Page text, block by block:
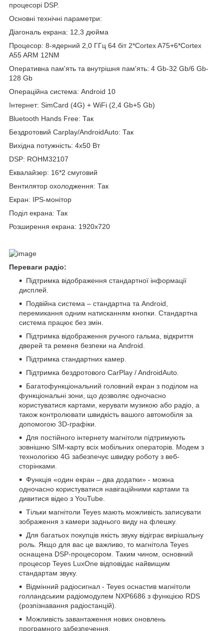
процесорі DSP.
Основні технічні параметри:
Діагональ екрана: 12,3 дюйма
Процесор: 8-ядерний 2,0 ГГц 64 біт 2*Cortex A75+6*Cortex
A55 ARM 12NM
Оперативна пам'ять та внутрішня пам'ять: 4 Gb-32 Gb/6 Gb-
128 Gb
Операційна система: Android 10
Інтернет: SimCard (4G) + WiFi (2,4 Gb+5 Gb)
Bluetooth Hands Free: Так
Бездротовий Carplay/AndroidAuto: Так
Вихідна потужність: 4x50 Вт
DSP: ROHM32107
Еквалайзер: 16*2 смуговий
Вентилятор охолодження: Так
Екран: IPS-монітор
Поділ екрана: Так
Розширення екрана: 1920x720
Переваги радіо:
Підтримка відображення стандартної інформації
дисплей.
Подвійна система – стандартна та Android,
перемикання одним натисканням кнопки. Стандартна
система працює без змін.
Підтримка відображення ручного гальма, відкриття
дверей та ременя безпеки на Android.
Підтримка стандартних камер.
Підтримка бездротового CarPlay / AndroidAuto.
Багатофункціональний головний екран з поділом на
функціональні зони, що дозволяє одночасно
користуватися картами, керувати музикою або радіо, а
також контролювати швидкість вашого автомобіля за
допомогою 3D-графіки.
Для постійного інтернету магнітоли підтримують
зовнішню SIM-карту всіх мобільних операторів. Модем з
технологією 4G забезпечує швидку роботу з веб-
сторінками.
Функція «один екран – два додатки» - можна
одночасно користуватися навігаційними картами та
дивитися відео з YouTube.
Тільки магнітоли Teyes мають можливість записувати
зображення з камери заднього виду на флешку.
Для багатьох покупців якість звуку відіграє вирішальну
роль. Якщо для вас це важливо, то магнітола Teyes
оснащена DSP-процесором. Таким чином, основний
процесор Teyes LuxOne відповідає найвищим
стандартам звуку.
Відмінний радіосигнал - Teyes оснастив магнітоли
голландським радіомодулем NXP6686 з функцією RDS
(розпізнавання радіостанцій).
Можливість завантаження нових оновлень
програмного забезпечення.